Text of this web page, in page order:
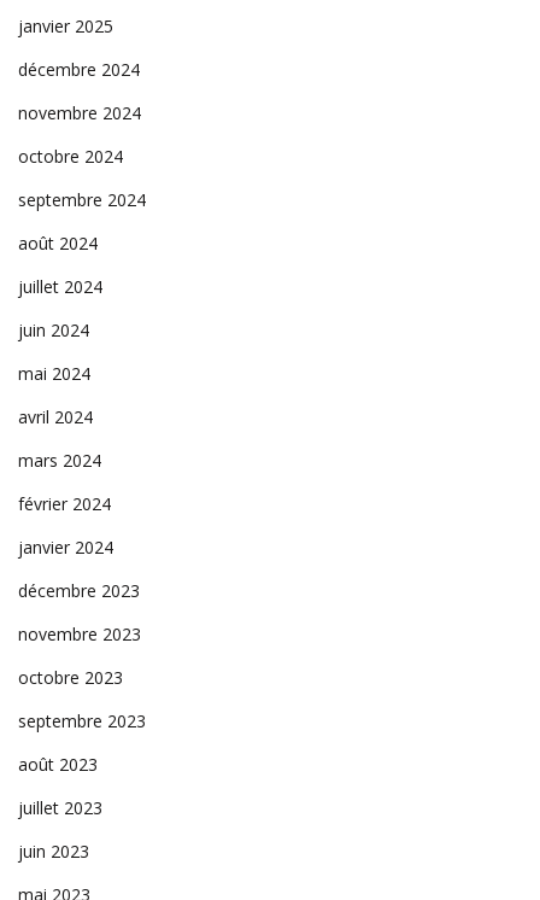
janvier 2025
décembre 2024
novembre 2024
octobre 2024
septembre 2024
août 2024
juillet 2024
juin 2024
mai 2024
avril 2024
mars 2024
février 2024
janvier 2024
décembre 2023
novembre 2023
octobre 2023
septembre 2023
août 2023
juillet 2023
juin 2023
mai 2023